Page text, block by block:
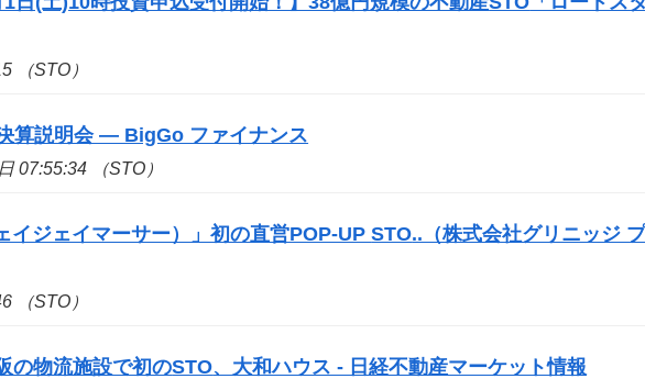
（STO）
算説明会 — BigGo ファイナンス
07:55:34 （STO）
イジェイマーサー）」初の直営POP-UPSTO..（株式会社グリニッジ
（STO）
の物流施設で初のSTO、大和ハウス - 日経不動産マーケット情報